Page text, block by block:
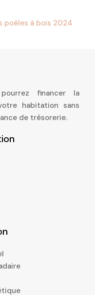
poêles à bois 2024
financer la
habitation sans
de trésorerie.